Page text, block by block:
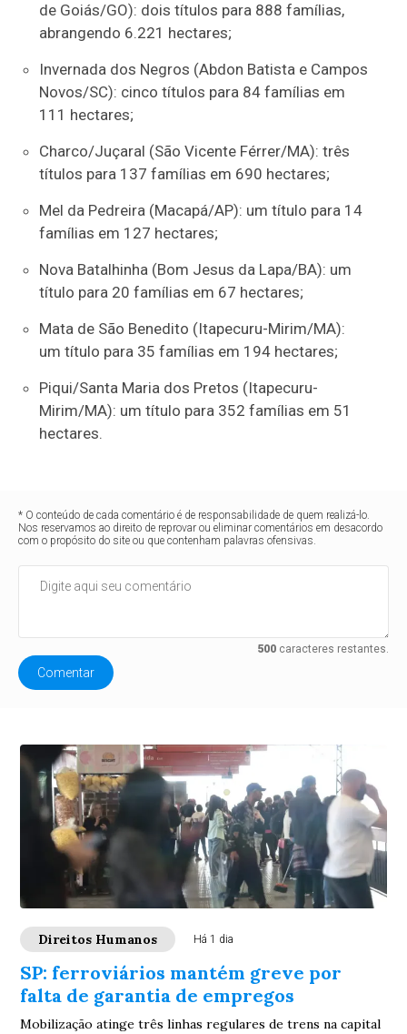
de Goiás/GO): dois títulos para 888 famílias,
abrangendo 6.221 hectares;
Invernada dos Negros (Abdon Batista e Campos
Novos/SC): cinco títulos para 84 famílias em
111 hectares;
Charco/Juçaral (São Vicente Férrer/MA): três
títulos para 137 famílias em 690 hectares;
Mel da Pedreira (Macapá/AP): um título para 14
famílias em 127 hectares;
Nova Batalhinha (Bom Jesus da Lapa/BA): um
título para 20 famílias em 67 hectares;
Mata de São Benedito (Itapecuru-Mirim/MA):
um título para 35 famílias em 194 hectares;
Piqui/Santa Maria dos Pretos (Itapecuru-
Mirim/MA): um título para 352 famílias em 51
hectares.
* O conteúdo de cada comentário é de responsabilidade de quem realizá-lo.
Nos reservamos ao direito de reprovar ou eliminar comentários em desacordo
com o propósito do site ou que contenham palavras ofensivas.
500caracteres restantes.
Comentar
Direitos Humanos Há 1 dia
SP: ferroviários mantém greve por
falta de garantia de empregos
Mobilização atinge três linhas regulares de trens na capital